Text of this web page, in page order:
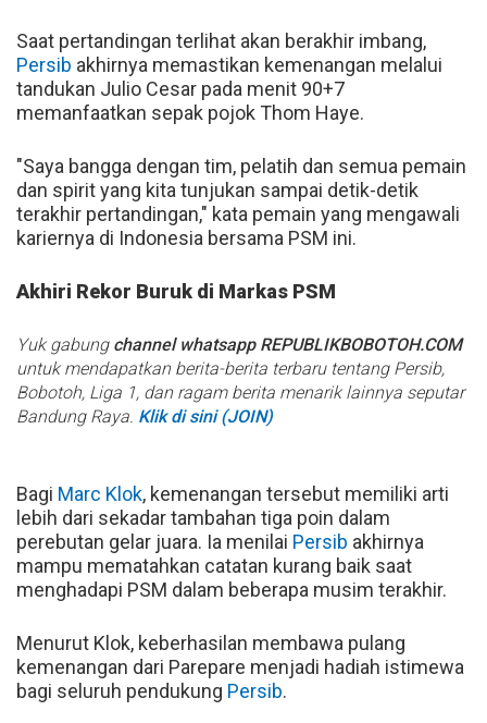
Saat pertandingan terlihat akan berakhir imbang,
Persib akhirnya memastikan kemenangan melalui
tandukan Julio Cesar pada menit 90+7
memanfaatkan sepak pojok Thom Haye.
"Saya bangga dengan tim, pelatih dan semua pemain
dan spirit yang kita tunjukan sampai detik-detik
terakhir pertandingan," kata pemain yang mengawali
kariernya di Indonesia bersama PSM ini.
Akhiri Rekor Buruk di Markas PSM
Yuk gabung channel whatsapp REPUBLIKBOBOTOH.COM
untuk mendapatkan berita-berita terbaru tentang Persib,
Bobotoh, Liga 1, dan ragam berita menarik lainnya seputar
Bandung Raya. Klik di sini (JOIN)
Bagi Marc Klok, kemenangan tersebut memiliki arti
lebih dari sekadar tambahan tiga poin dalam
perebutan gelar juara. Ia menilai Persib akhirnya
mampu mematahkan catatan kurang baik saat
menghadapi PSM dalam beberapa musim terakhir.
Menurut Klok, keberhasilan membawa pulang
kemenangan dari Parepare menjadi hadiah istimewa
bagi seluruh pendukung Persib.